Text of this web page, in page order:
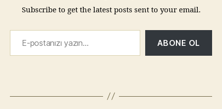
Subscribe to get the latest posts sent to your email.
E-postanızı yazın…
ABONE OL